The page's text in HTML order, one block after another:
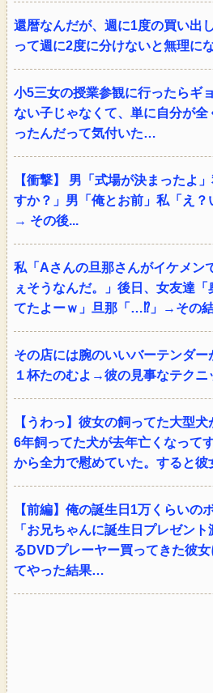
還暦なんだが、週に1度の買い出
って週に2度に分けないと無理に
小5三女の授業参観に行ったらギ
ない子じゃなくて、単に自分が
ったんだって気付いた…
【衝撃】 男「式場が決まったよ
すか？」男「俺とお前」私「え？
→ その後...
私「Aさんの旦那さんがイケメン
ぇそうなんだ。」後日、女友達
てたよーｗ」旦那「…⁉」→その
その店には腕のいいバーテンダ
１杯たのむよ→彼の見事なテク
【うわっ】彼女の飼ってた大型
6年飼ってた犬が去年亡くなって
から全力で慰めていた。すると
【前編】俺の誕生日1万くらいの
「お兄ちゃんに誕生日プレゼン
るDVDプレーヤー買ってきた彼
てやった結果…